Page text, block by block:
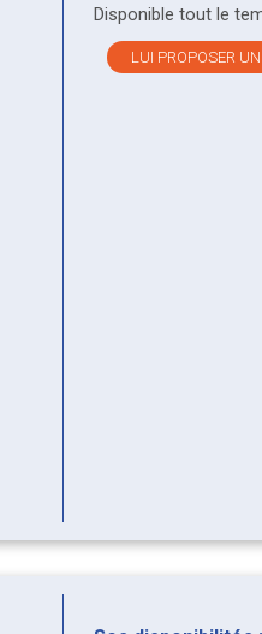
Disponible tout le
LUI PROPOSER